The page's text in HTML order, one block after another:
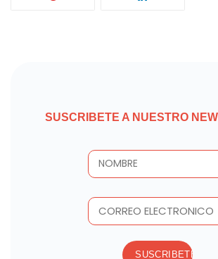
SUSCRIBETE A NUESTRO